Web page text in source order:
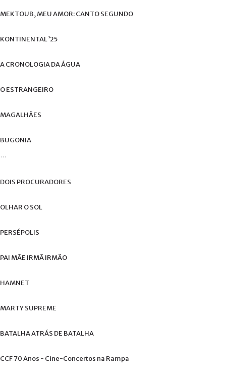
MEKTOUB,MEUAMOR:CANTOSEGUNDO
KONTINENTAL’25
ACRONOLOGIADAÁGUA
OESTRANGEIRO
MAGALHÃES
BUGONIA
...
DOIS PROCURADORES
OLHAR OSOL
PERSÉPOLIS
PAI MÃE IRMÃIRMÃO
HAMNET
MARTYSUPREME
BATALHAATRÁS DE BATALHA
CCF70Anos - Cine-Concertos na Rampa